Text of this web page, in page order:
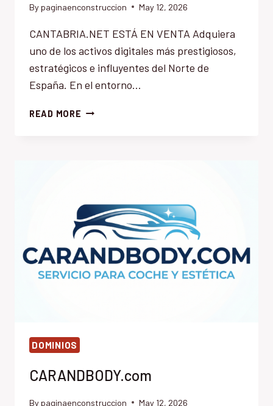
By paginaenconstruccion May 12, 2026
CANTABRIA.NET ESTÁ EN VENTA Adquiera
uno de los activos digitales más prestigiosos,
estratégicos e influyentes del Norte de
España. En el entorno…
READ MORE CANTABRIA.NET
DOMINIOS
CARANDBODY.com
By paginaenconstruccion May 12, 2026